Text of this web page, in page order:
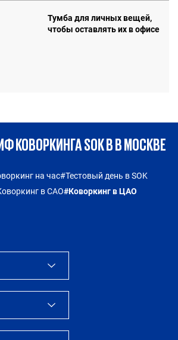
Тумба для личных вещей,
чтобы оставлять их в офисе
КОВОРКИНГА SOK В В МОСКВЕ
на час#Тестовый день в SOK
в САО#Коворкинг в ЦАО